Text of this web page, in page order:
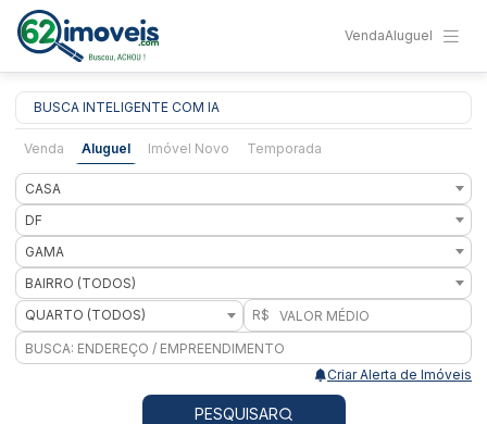
VendaAluguel
BUSCA INTELIGENTE COM IA
Venda Aluguel Imóvel Novo Temporada
CASA
DF
GAMA
BAIRRO (TODOS)
QUARTO (TODOS)
R$
Criar Alerta de Imóveis
PESQUISAR